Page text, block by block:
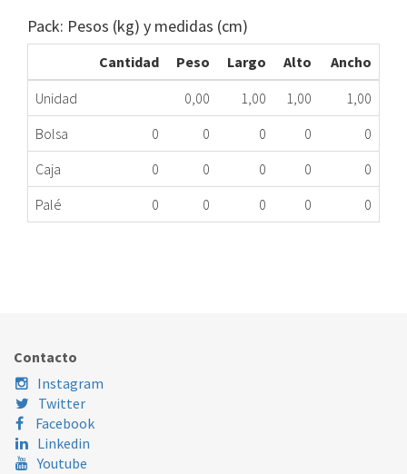
Pack: Pesos (kg) y medidas (cm)
Cantidad Peso Largo Alto
Ancho
Unidad
0,00 1,00 1,00
1,00
Bolsa
0 0 0 0
0
Caja
0 0 0 0
0
Palé
0 0 0 0 0
Contacto
Instagram
Twitter
Facebook
Linkedin
Youtube